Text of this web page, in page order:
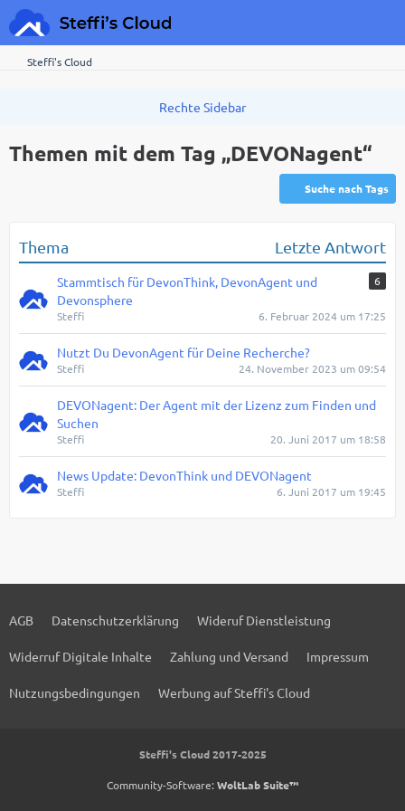
Steffi's Cloud
Themen mit dem Tag „DEVONagent“
Suche nach Tags
Thema Letzte Antwort
Stammtisch für DevonThink, DevonAgent und
Devonsphere
6
Steffi 6. Februar 2024 um 17:25
Nutzt Du DevonAgent für Deine Recherche?
Steffi 24. November 2023 um 09:54
DEVONagent: Der Agent mit der Lizenz zum Finden und
Suchen
Steffi 20. Juni 2017 um 18:58
News Update: DevonThink und DEVONagent
Steffi 6. Juni 2017 um 19:45
AGB Datenschutzerklärung Wideruf Dienstleistung
Widerruf Digitale Inhalte Zahlung und Versand Impressum
Nutzungsbedingungen Werbung auf Steffi's Cloud
Steffi's Cloud 2017-2025
Community-Software: WoltLab Suite™